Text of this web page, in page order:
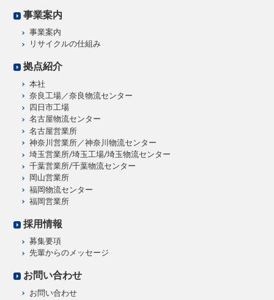
事業案内
事業案内
リサイクルの仕組み
拠点紹介
本社
奈良工場／奈良物流センター
四日市工場
名古屋物流センター
名古屋営業所
神奈川営業所／神奈川物流センター
埼玉営業所/埼玉工場/埼玉物流センター
千葉営業所/千葉物流センター
岡山営業所
福岡物流センター
福岡営業所
採用情報
募集要項
先輩からのメッセージ
お問い合わせ
お問い合わせ